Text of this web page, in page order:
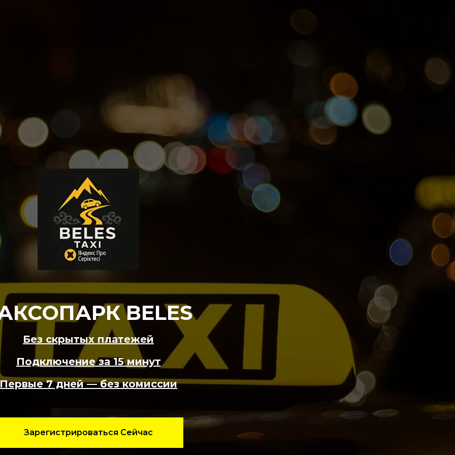
BELES
Без скрытых платежей
Подключение за 15 минут
Первые 7 дней — без комиссии
Зарегистрироваться Сейчас